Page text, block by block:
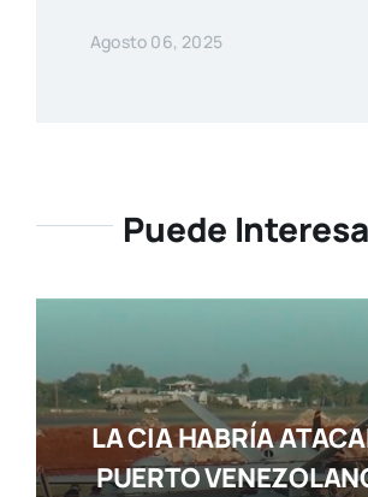
Agosto 06, 2025
Puede
LA CIA HABRÍA
PUERTO